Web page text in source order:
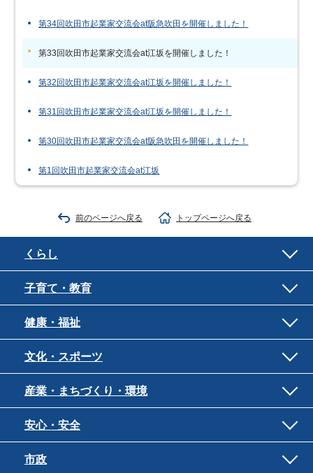
第34回吹田市起業家交流会at阪急吹田を開催しました！
第33回吹田市起業家交流会at江坂を開催しました！
第32回吹田市起業家交流会at江坂を開催しました！
第31回吹田市起業家交流会at江坂を開催しました！
第30回吹田市起業家交流会at阪急吹田を開催しました！
第1回吹田市起業家交流会at江坂
前のページへ戻る トップページへ戻る
くらし
子育て・教育
健康・福祉
文化・スポーツ
産業・まちづくり・環境
安心・安全
市政